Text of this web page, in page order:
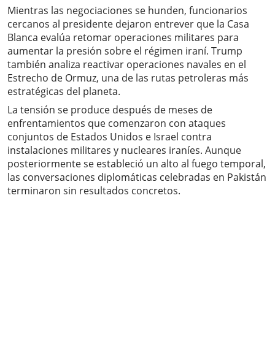
Mientras las negociaciones se hunden, funcionarios
cercanos al presidente dejaron entrever que la Casa
Blanca evalúa retomar operaciones militares para
aumentar la presión sobre el régimen iraní. Trump
también analiza reactivar operaciones navales en el
Estrecho de Ormuz, una de las rutas petroleras más
estratégicas del planeta.
La tensión se produce después de meses de
enfrentamientos que comenzaron con ataques
conjuntos de Estados Unidos e Israel contra
instalaciones militares y nucleares iraníes. Aunque
posteriormente se estableció un alto al fuego temporal,
las conversaciones diplomáticas celebradas en Pakistán
terminaron sin resultados concretos.